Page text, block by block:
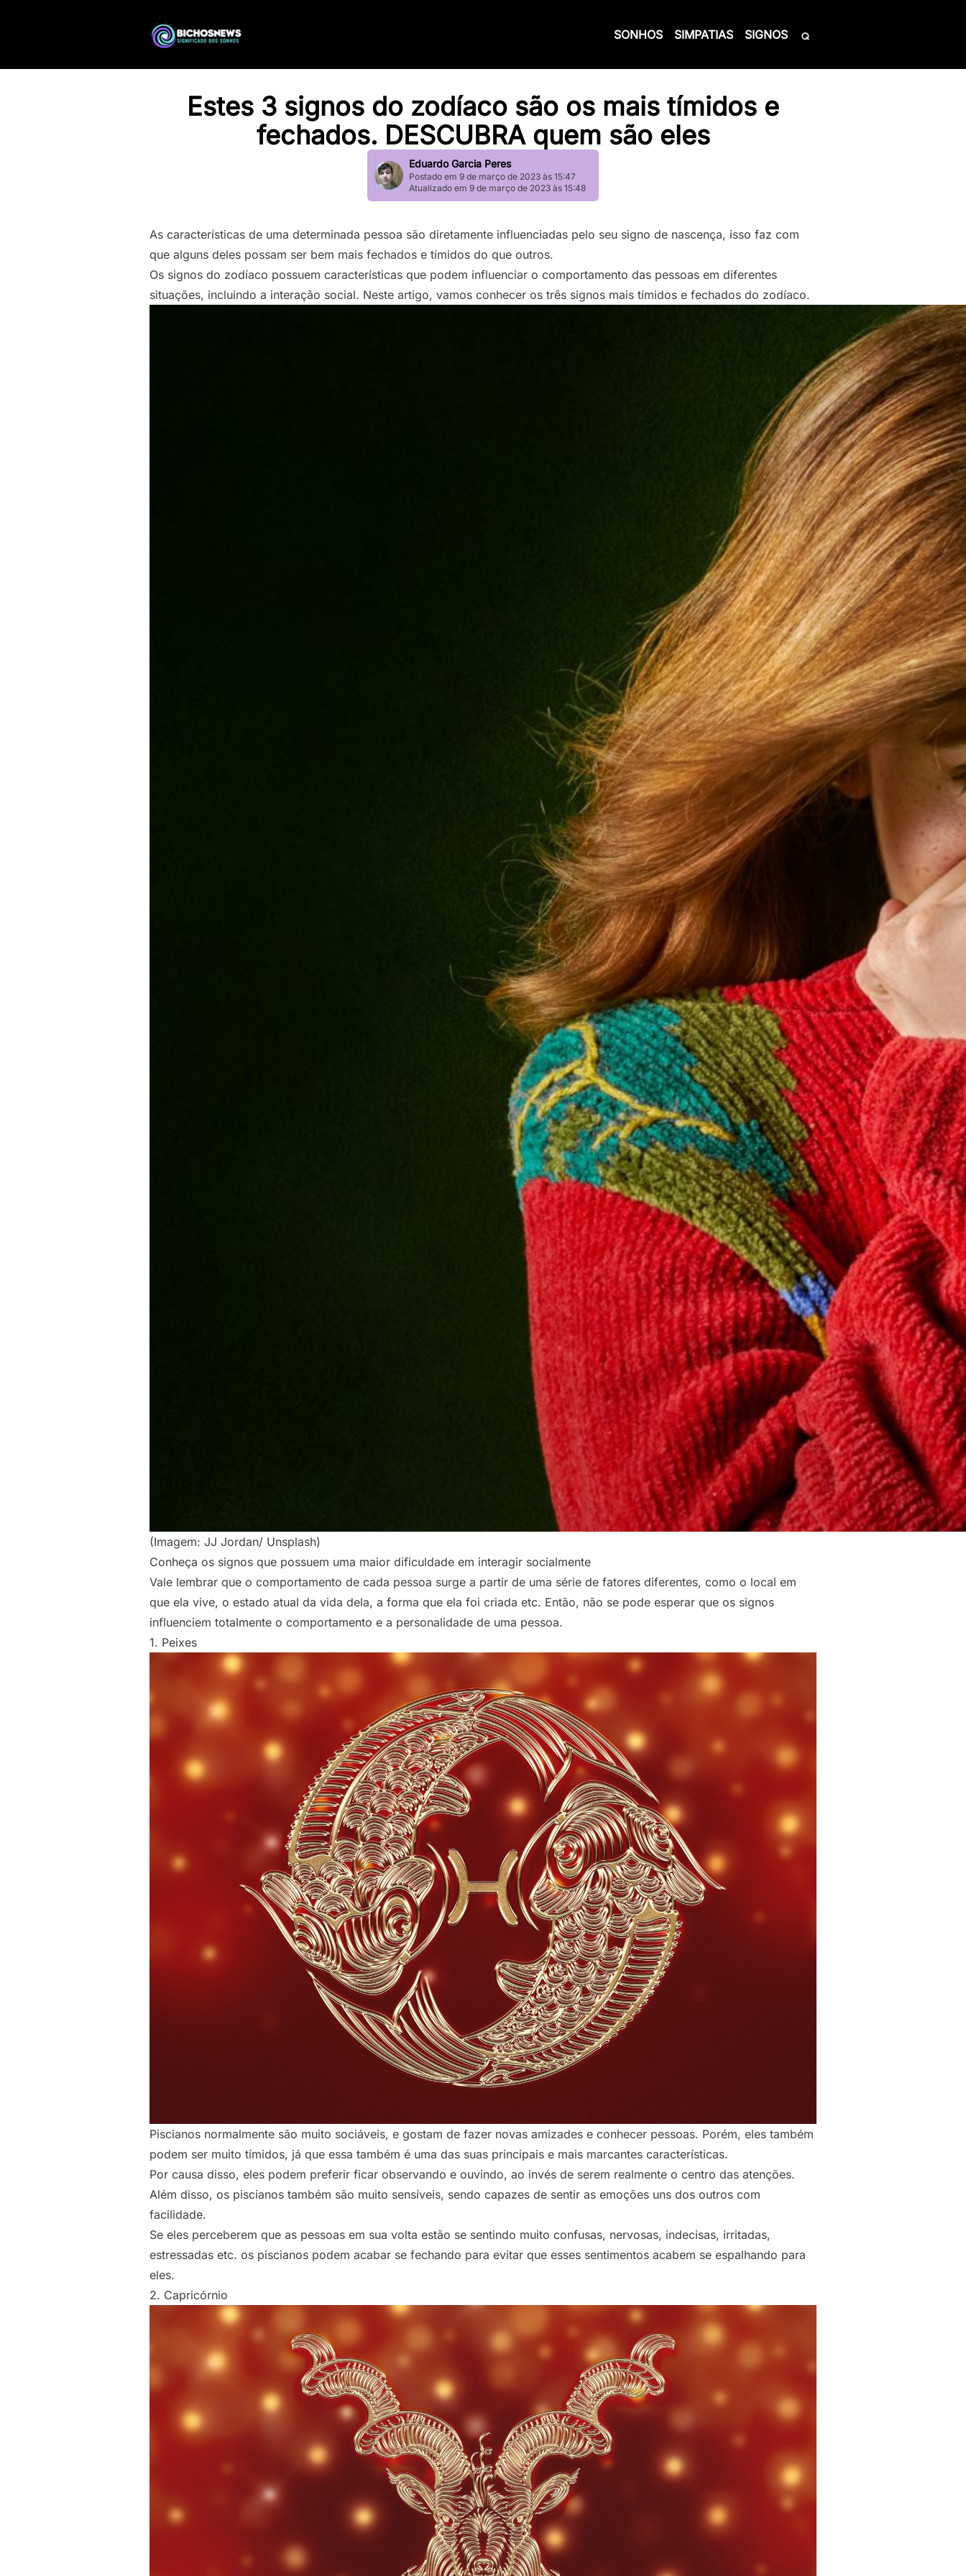
SONHOS SIMPATIAS SIGNOS
Estes 3 signos do zodíaco são os mais tímidos e
fechados. DESCUBRA quem são eles
Eduardo Garcia Peres
Postado em 9 de março de 2023 às 15:47
Atualizado em 9 de março de 2023 às 15:48
As características de uma determinada pessoa são diretamente influenciadas pelo seu signo de nascença, isso faz com
que alguns deles possam ser bem mais fechados e tímidos do que outros.
Os signos do zodíaco possuem características que podem influenciar o comportamento das pessoas em diferentes
situações, incluindo a interação social. Neste artigo, vamos conhecer os três signos mais tímidos e fechados do zodíaco.
(Imagem: JJ Jordan/ Unsplash)
Conheça os signos que possuem uma maior dificuldade em interagir socialmente
Vale lembrar que o comportamento de cada pessoa surge a partir de uma série de fatores diferentes, como o local em
que ela vive, o estado atual da vida dela, a forma que ela foi criada etc. Então, não se pode esperar que os signos
influenciem totalmente o comportamento e a personalidade de uma pessoa.
1. Peixes
Piscianos normalmente são muito sociáveis, e gostam de fazer novas amizades e conhecer pessoas. Porém, eles também
podem ser muito tímidos, já que essa também é uma das suas principais e mais marcantes características.
Por causa disso, eles podem preferir ficar observando e ouvindo, ao invés de serem realmente o centro das atenções.
Além disso, os piscianos também são muito sensíveis, sendo capazes de sentir as emoções uns dos outros com
facilidade.
Se eles perceberem que as pessoas em sua volta estão se sentindo muito confusas, nervosas, indecisas, irritadas,
estressadas etc. os piscianos podem acabar se fechando para evitar que esses sentimentos acabem se espalhando para
eles.
2. Capricórnio